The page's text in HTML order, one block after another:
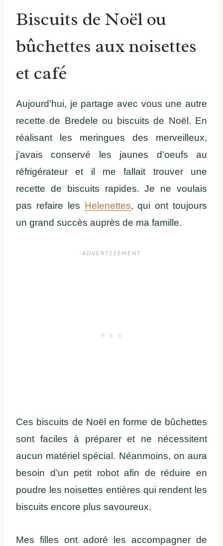
Biscuits de Noël ou
bûchettes aux noisettes
et café
Aujourd’hui, je partage avec vous une autre
recette de Bredele ou biscuits de Noël. En
réalisant les meringues des merveilleux,
j’avais conservé les jaunes d’oeufs au
réfrigérateur et il me fallait trouver une
recette de biscuits rapides. Je ne voulais
pas refaire les Helenettes, qui ont toujours
un grand succès auprès de ma famille.
Ces biscuits de Noël en forme de bûchettes
sont faciles à préparer et ne nécessitent
aucun matériel spécial. Néanmoins, on aura
besoin d’un petit robot afin de réduire en
poudre les noisettes entières qui rendent les
biscuits encore plus savoureux.
Mes filles ont adoré les accompagner de